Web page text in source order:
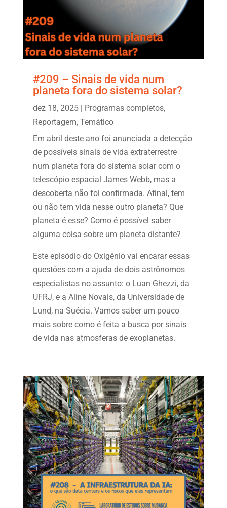
#209 – Sinais de vida num
planeta fora do sistema solar?
dez 18, 2025| Programas completos,
Reportagem, Temático
Em abril deste ano foi anunciada a detecção
de possíveis sinais de vida extraterrestre
num planeta fora do sistema solar com o
telescópio espacial James Webb, mas a
descoberta não foi confirmada. Afinal, tem
ou não tem vida nesse outro planeta? Que
planeta é esse? Como é possível saber
alguma coisa sobre um planeta distante?
Este episódio do Oxigênio vai encarar essas
questões com a ajuda de dois astrônomos
especialistas no assunto: o Luan Ghezzi, da
UFRJ, e a Aline Novais, da Universidade de
Lund, na Suécia. Vamos saber um pouco
mais sobre como é feita a busca por sinais
de vida nas atmosferas de exoplanetas.